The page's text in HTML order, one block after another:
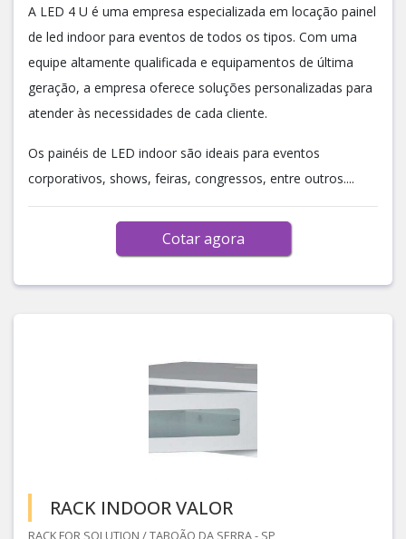
A LED 4 U é uma empresa especializada em locação painel
de led indoor para eventos de todos os tipos. Com uma
equipe altamente qualificada e equipamentos de última
geração, a empresa oferece soluções personalizadas para
atender às necessidades de cada cliente.
Os painéis de LED indoor são ideais para eventos
corporativos, shows, feiras, congressos, entre outros....
Cotar agora
RACK INDOOR VALOR
RACK FOR SOLUTION / TABOÃO DA SERRA - SP